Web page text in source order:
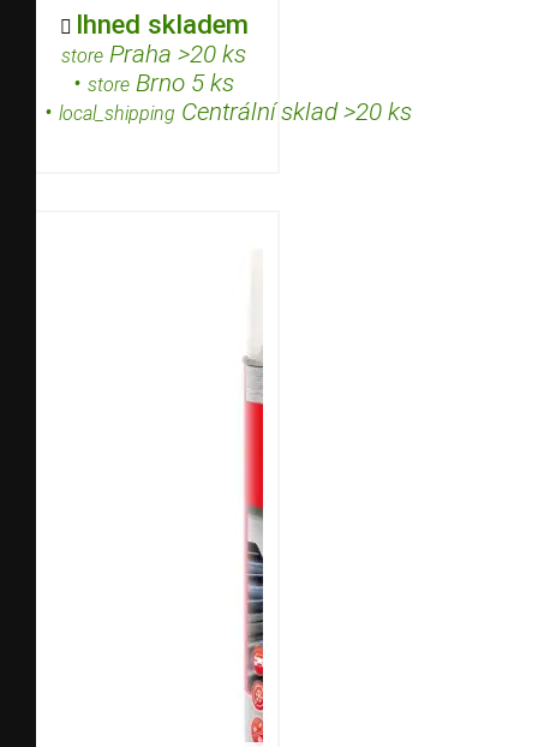
 Ihned skladem
store Praha >20 ks
• store Brno 5 ks
• local_shipping Centrální sklad >20 ks